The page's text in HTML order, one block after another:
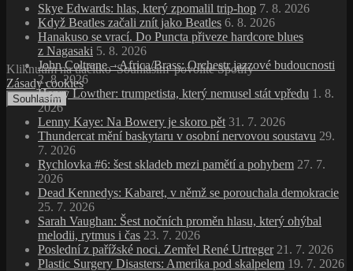
Kliknutím na tlačítko 'Souhlasím' povolíte Spotify
Zásady cookies
Souhlasím
Skye Edwards: hlas, který zpomalil trip‑hop 7. 8. 2026
Když Beatles začali znít jako Beatles 6. 8. 2026
Hanakuso se vrací. Do Puncta přiveze hardcore blues
z Nagasaki 5. 8. 2026
John Coltrane – Africa/Brass: Orchestr jazzové budoucnosti
2. 8. 2026
Henry Lowther: trumpetista, který nemusel stát vpředu 1. 8.
2026
Lenny Kaye: Na Bowery je skoro pět 31. 7. 2026
Thundercat mění baskytaru v osobní nervovou soustavu 29.
7. 2026
Rychlovka #6: šest skladeb mezi pamětí a pohybem 27. 7.
2026
Dead Kennedys: Kabaret, v němž se porouchala demokracie
25. 7. 2026
Sarah Vaughan: Šest nočních proměn hlasu, který ohýbal
melodii, rytmus i čas 23. 7. 2026
Poslední z pařížské noci. Zemřel René Urtreger 21. 7. 2026
Plastic Surgery Disasters: Amerika pod skalpelem 19. 7. 2026